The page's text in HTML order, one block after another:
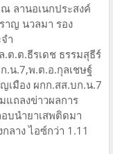
ลานอเนกประสงค์
าญ นวลมา รอง
ำ
ต.ต.ธีรเดช ธรรมสุธีร์
.น.7,พ.ต.อ.กุลเชษฐ์
เมือง ผกก.สส.บก.น.7
แถลงข่าวผลการ
บนำยาเสพติดมา
ลาง ไอซ์กว่า 1.11